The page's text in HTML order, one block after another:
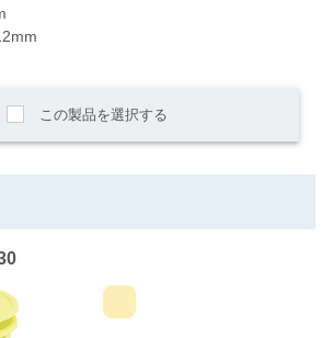
この製品を選択する